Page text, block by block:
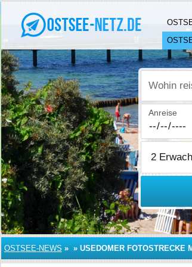
Wohin
Anreise
OSTSEE-NEWS » » USEDOMER FOTOSTRECKE